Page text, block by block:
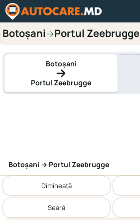
Botoșani→Portul Zeebrugge
Botoșani
Portul Zeebrugge
Botoșani → Portul Zeebrugge
Dimineață
Seară